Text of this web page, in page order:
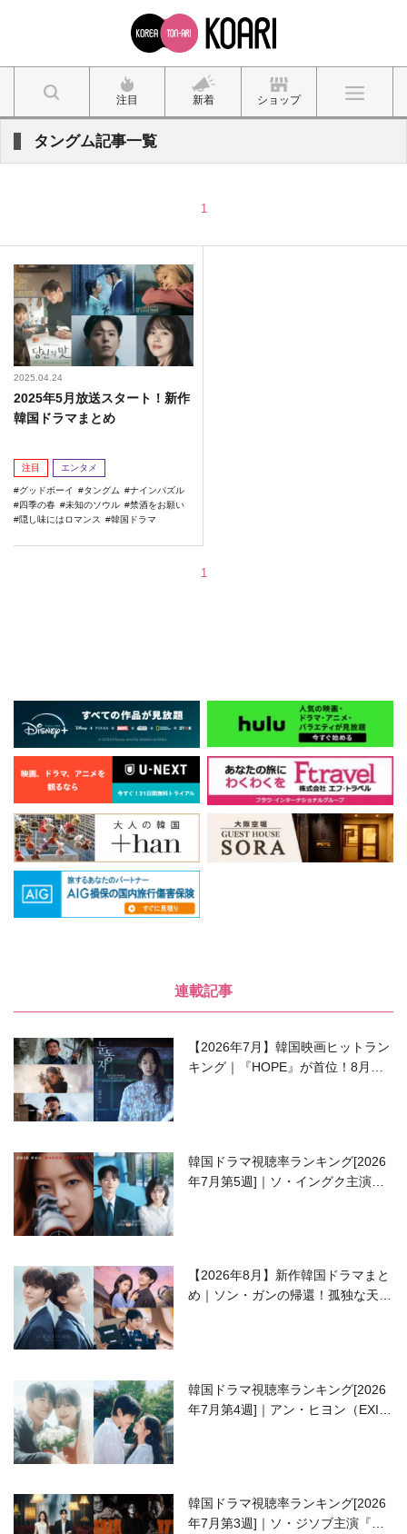
注目 新着 ショップ
タングム記事一覧
1
2025.04.24
2025年5月放送スタート！新作
韓国ドラマまとめ
注目 エンタメ
グッドボーイ タングム
ナインパズル
四季の春
未知のソウル
禁酒をお願い
隠し味にはロマンス
韓国ドラマ
1
連載記事
【2026年7月】韓国映画ヒットラン
キング｜『HOPE』が首位！8月公
韓国ドラマ視聴率ランキング[2026
年7月第5週]｜ソ・イングク主演の
【2026年8月】新作韓国ドラマまと
め｜ソン・ガンの帰還！孤独な天才
韓国ドラマ視聴率ランキング[2026
年7月第4週]｜アン・ヒヨン（EXID
韓国ドラマ視聴率ランキング[2026
年7月第3週]｜ソ・ジソブ主演『エ